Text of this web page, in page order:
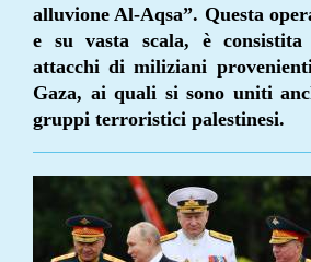
alluvione Al-Aqsa”. Questa
e su vasta scala, è
attacchi di miliziani
Gaza, ai quali si sono uniti
gruppi terroristici palestinesi.